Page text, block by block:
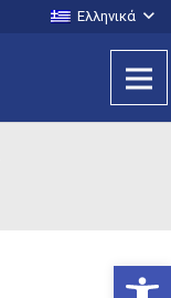
Ελληνικά